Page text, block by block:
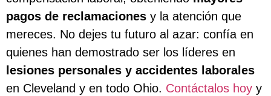
pagos de reclamaciones y la atención que
mereces. No dejes tu futuro al azar: confía en
quienes han demostrado ser los líderes en
lesiones personales y accidentes laborales
en Cleveland y en todo Ohio. Contáctalos hoy y